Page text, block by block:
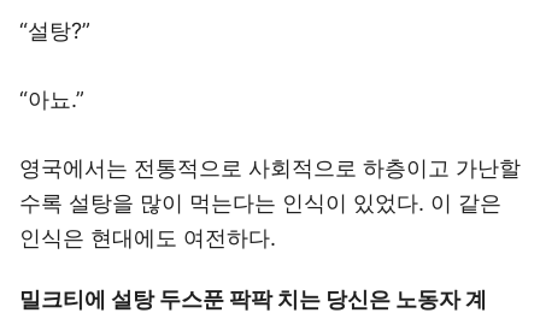
“설탕?”
“아뇨.”
영국에서는 전통적으로 사회적으로 하층이고 가난할
수록 설탕을 많이 먹는다는 인식이 있었다. 이 같은
인식은 현대에도 여전하다.
밀크티에 설탕 두스푼 팍팍 치는 당신은 노동자 계